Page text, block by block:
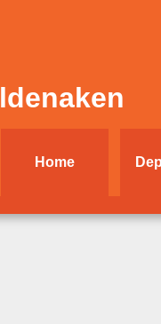
Home